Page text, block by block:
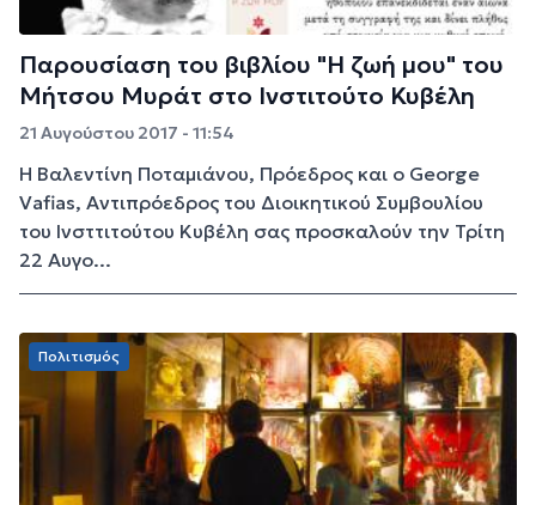
Παρουσίαση του βιβλίου "Η ζωή μου" του
Μήτσου Μυράτ στο Ινστιτούτο Κυβέλη
21 Αυγούστου 2017 - 11:54
Η Βαλεντίνη Ποταμιάνου, Πρόεδρος και ο George
Vafias, Αντιπρόεδρος του Διοικητικού Συμβουλίου
του Ινσττιτούτου Κυβέλη σας προσκαλούν την Τρίτη
22 Αυγο...
Πολιτισμός